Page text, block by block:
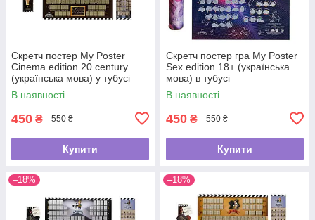
Скретч постер My Poster
Cinema edition 20 century
(українська мова) у тубусі
В наявності
450 ₴ 550 ₴
Купити
Скретч постер гра My Poster
Sex edition 18+ (українська
мова) в тубусі
В наявності
450 ₴ 550 ₴
Купити
–18% –18%